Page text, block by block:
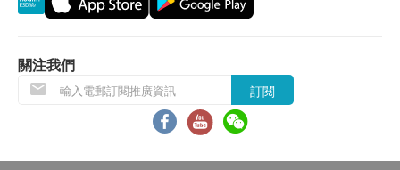
每日 1 次，每次 2 粒
產品規格：
每樽 80 粒，每粒 580 毫克
有損毀情況，一經確認簽收，恕不接受退換。
或過期退回，供應商有權不受理。
如有其他損壞或遺漏查詢，顧客必須保留有效收據
正本，並於送貨後3個工作天內按下列方式聯絡 萊
特維健 客戶服務部跟進。
關注我們
訂閱